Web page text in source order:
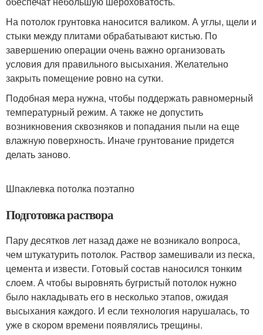
На потолок грунтовка наносится валиком. А углы, щели и
стыки между плитами обрабатывают кистью. По
завершению операции очень важно организовать
условия для правильного высыхания. Желательно
закрыть помещение ровно на сутки.
Подобная мера нужна, чтобы поддержать равномерный
температурный режим. А также не допустить
возникновения сквозняков и попадания пыли на еще
влажную поверхность. Иначе грунтование придется
делать заново.
Шпаклевка потолка поэтапно
Подготовка раствора
Пару десятков лет назад даже не возникало вопроса,
чем штукатурить потолок. Раствор замешивали из песка,
цемента и извести. Готовый состав наносился тонким
слоем. А чтобы выровнять бугристый потолок нужно
было накладывать его в несколько этапов, ожидая
высыхания каждого. И если технология нарушалась, то
уже в скором времени появлялись трещины.